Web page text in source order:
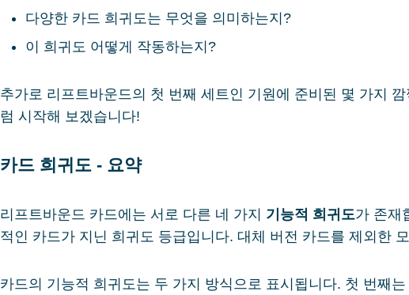
다양한 카드 희귀도는 무엇을 의미하는지?
이 희귀도 어떻게 작동하는지?
추가로 리프트바운드의 첫 번째 세트인 기원에 준비된 몇 가지
럼 시작해 보겠습니다!
카드 희귀도 - 요약
리프트바운드 카드에는 서로 다른 네 가지 기능적 희귀도가 존재
적인 카드가 지닌 희귀도 등급입니다. 대체 버전 카드를 제외한
카드의 기능적 희귀도는 두 가지 방식으로 표시됩니다. 첫 번째